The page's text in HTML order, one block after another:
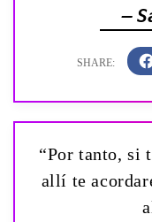
—
“Por tanto, si
allí te